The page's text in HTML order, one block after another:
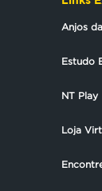
Anjos
Estudo
NT Play
Loja